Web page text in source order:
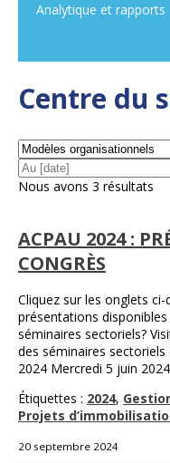
Analytique et rapports
Centre du
Nous avons 3 résultats
ACPAU 2024 :
CONGRÈS
Cliquez sur les onglets
présentations
séminaires sectoriels?
des séminaires sectoriels
2024 Mercredi 5 juin 2024
Étiquettes : 2024,
Projets
20 septembre 2024